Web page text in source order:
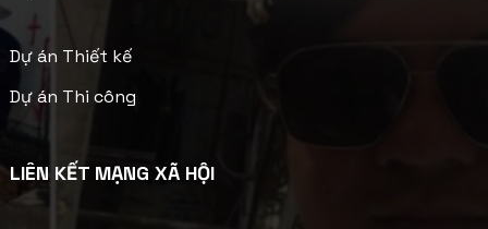
Dự án Thiết kế
Dự án Thi công
LIÊN KẾT MẠNG XÃ HỘI